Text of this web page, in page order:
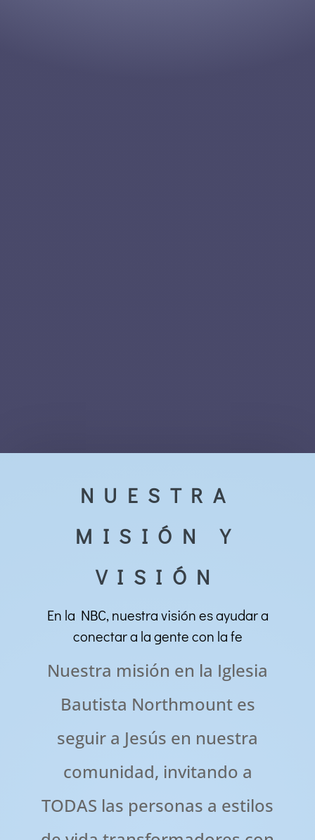
NUESTRA
MISIÓN Y
VISIÓN
En la NBC, nuestra visión es ayudar a
conectar a la gente con la fe
Nuestra misión en la Iglesia
Bautista Northmount es
seguir a Jesús en nuestra
comunidad, invitando a
TODAS las personas a estilos